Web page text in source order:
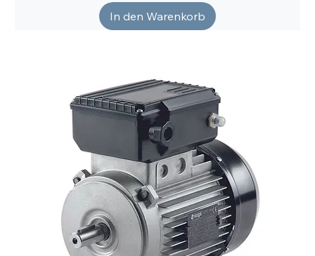
In den Warenkorb